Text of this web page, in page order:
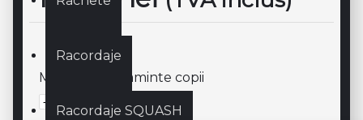
Racordaje
Racordaje SQUASH
Marime incaltaminte copii